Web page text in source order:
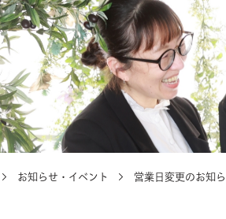
お知らせ・イベント 営業日変更のお知